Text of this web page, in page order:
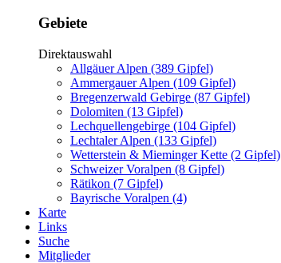
Gebiete
Direktauswahl
Allgäuer Alpen (389 Gipfel)
Ammergauer Alpen (109 Gipfel)
Bregenzerwald Gebirge (87 Gipfel)
Dolomiten (13 Gipfel)
Lechquellengebirge (104 Gipfel)
Lechtaler Alpen (133 Gipfel)
Wetterstein & Mieminger Kette (2 Gipfel)
Schweizer Voralpen (8 Gipfel)
Rätikon (7 Gipfel)
Bayrische Voralpen (4)
Karte
Links
Suche
Mitglieder